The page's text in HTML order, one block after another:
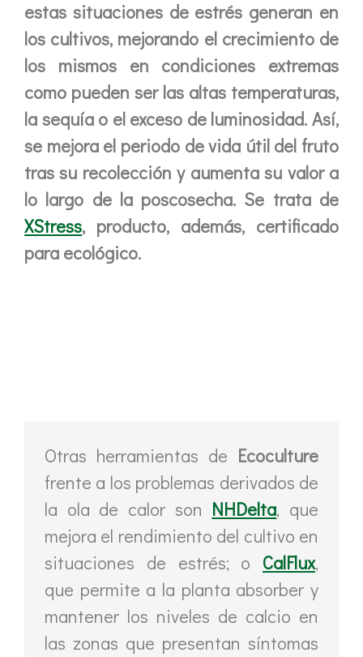
estas situaciones de estrés generan en
los cultivos, mejorando el crecimiento de
los mismos en condiciones extremas
como pueden ser las altas temperaturas,
la sequía o el exceso de luminosidad. Así,
se mejora el periodo de vida útil del fruto
tras su recolección y aumenta su valor a
lo largo de la poscosecha. Se trata de
XStress, producto, además, certificado
para ecológico.
Otras herramientas de Ecoculture
frente a los problemas derivados de
la ola de calor son NHDelta, que
mejora el rendimiento del cultivo en
situaciones de estrés; o CalFlux,
que permite a la planta absorber y
mantener los niveles de calcio en
las zonas que presentan síntomas